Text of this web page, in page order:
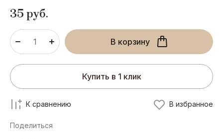
35 руб.
В корзину
Купить в 1 клик
К сравнению В избранное
Поделиться